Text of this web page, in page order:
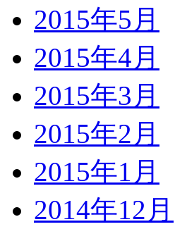
2015年5月
2015年4月
2015年3月
2015年2月
2015年1月
2014年12月